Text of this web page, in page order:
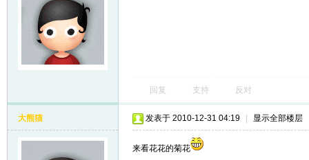
回复 支持 反对
大熊猫 发表于 2010-12-31 04:19 显示全部楼层
来看花花的菊花